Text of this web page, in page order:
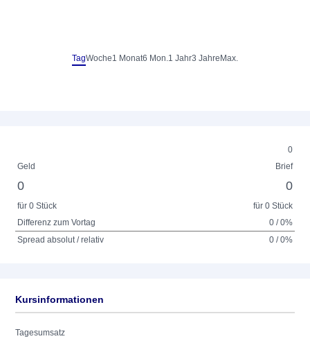
TagWoche1 Monat6 Mon.1 Jahr3 Jahre Max.
0
Geld
Brief
0 0
für 0 Stück
für 0 Stück
Differenz zum Vortag
0 / 0%
Spread absolut / relativ
0 / 0%
Kursinformationen
Tagesumsatz